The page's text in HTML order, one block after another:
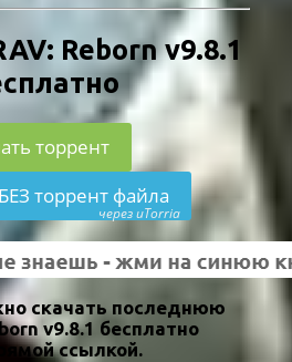
Reborn v9.8.1
торрент
торрент файла
через uTorria
скачать последнюю
v9.8.1 бесплатно
ссылкой.